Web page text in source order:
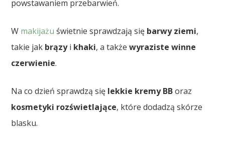
powstawaniem przebarwień.
W makijażu świetnie sprawdzają się barwy ziemi,
takie jak brązyi khaki, a takżewyraziste winne
czerwienie.
Na co dzień sprawdzą się lekkie kremy BBoraz
kosmetyki rozświetlające, które dodadzą skórze
blasku.